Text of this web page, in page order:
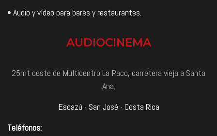
• Audio y vídeo para bares y restaurantes.
AUDIOCINEMA
25mt oeste de Multicentro La Paco, carretera vieja a Santa
Ana.
Escazú - San José - Costa Rica
Teléfonos: